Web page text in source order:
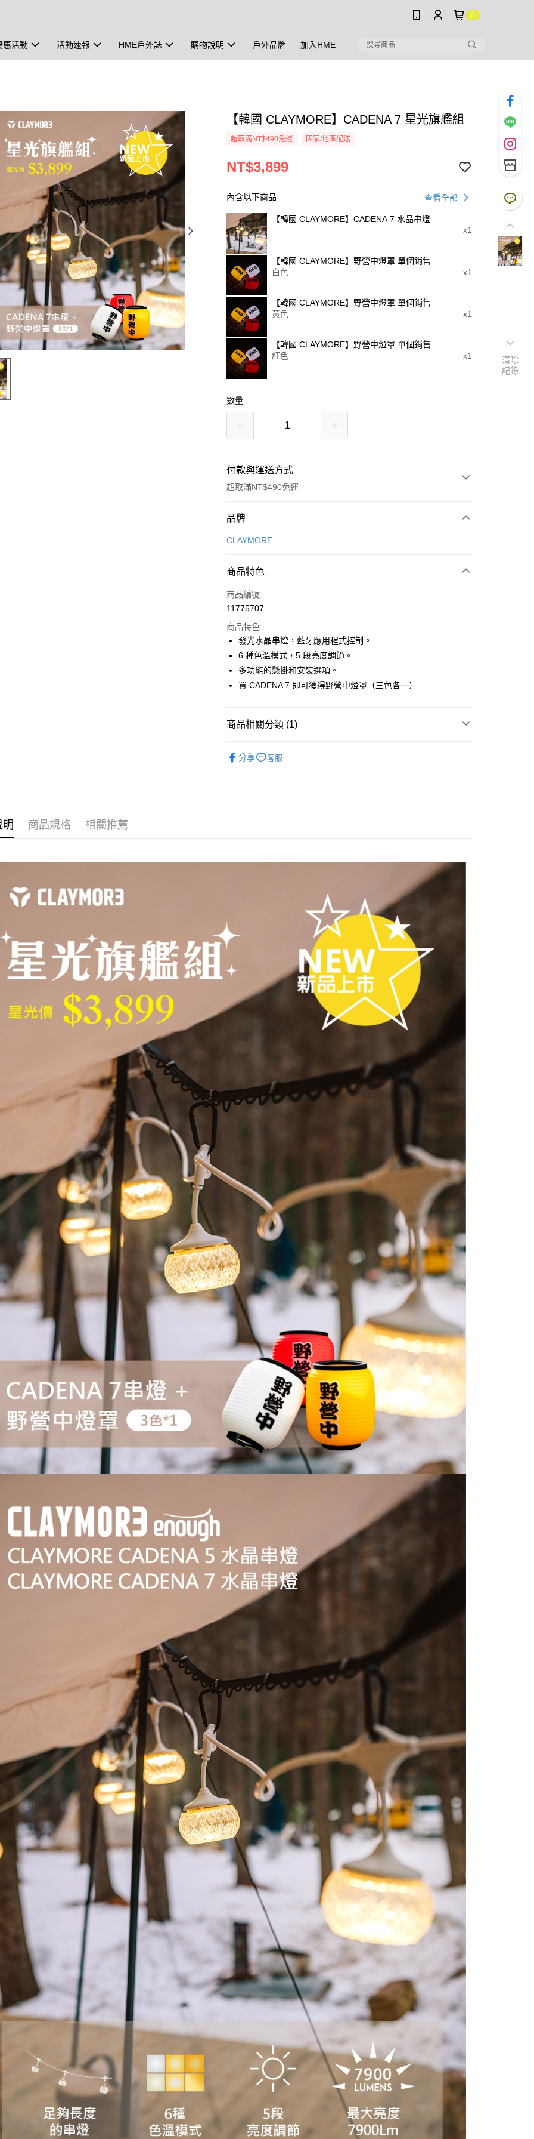
0
惠活動 活動速報 HME戶外誌 購物說明 戶外品牌 加入HME
【韓國 CLAYMORE】CADENA 7 星光旗艦組
超取滿NT$490免運 國家/地區配送
NT$3,899
內含以下商品 查看全部
【韓國 CLAYMORE】CADENA 7 水晶串燈
x1
【韓國 CLAYMORE】野營中燈罩 單個銷售
白色
x1
【韓國 CLAYMORE】野營中燈罩 單個銷售
黃色
x1
【韓國 CLAYMORE】野營中燈罩 單個銷售
紅色
x1
數量
付款與運送方式
超取滿NT$490免運
付款方式
信用卡一次付款
合作金庫商業銀行
華南商業銀行
上海商業儲蓄銀行
國泰世華商業銀行
兆豐國際商業銀行
臺灣中小企業銀行
聯邦商業銀行
元大商業銀行
永豐商業銀行
台灣樂天信用卡公司
超商取貨付款
LINE Pay
Apple Pay
ATM付款
全家取貨付款
每筆NT$60，滿NT$490(含以上)免運費
每筆NT$80，滿NT$490(含以上)免運費
離島宅配
每筆NT$80，滿NT$490(含以上)免運費
免運費
順豐貨運海外配送(運費買家自付，順豐交貨並收取運費)
品牌
CLAYMORE
商品特色
商品編號
11775707
商品特色
發光水晶串燈，藍牙應用程式控制。
6 種色溫模式，5 段亮度調節。
多功能的懸掛和安裝選項。
買 CADENA 7 即可獲得野營中燈罩（三色各一）
商品相關分類 (1)
分享
客服
明 商品規格 相關推薦
清除
紀錄